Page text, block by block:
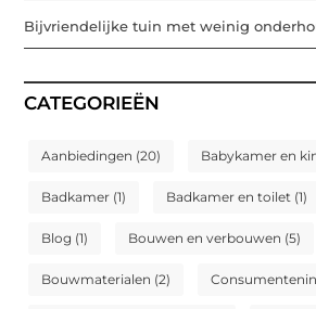
Bijvriendelijke tuin met weinig
CATEGORIEËN
Aanbiedingen (20) Babykamer en
Badkamer (1) Badkamer en toilet (1)
Blog (1) Bouwen en verbouwen (5)
Bouwmaterialen (2)